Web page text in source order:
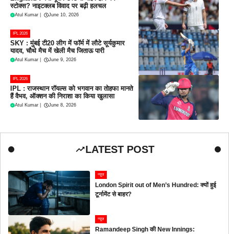
स्टोक्स? नाइटक्लब विवाद पर बढ़ी हलचल
Atul Kumar June 10, 2026
IPL 2026
SKY : मुंबई टी20 लीग में फॉर्म में लौटे सूर्यकुमार
यादव, चौथे मैच में खेली मैच जिताऊ पारी
Atul Kumar June 9, 2026
IPL 2026
IPL : राजस्थान रॉयल्स को भगवान का तोहफा मानते
हैं वैभव, ऑक्शन की निराशा का किया खुलासा
Atul Kumar June 8, 2026
LATEST POST
न्यूज
London Spirit out of Men’s Hundred: क्यों हुई
टूर्नामेंट से बाहर?
न्यूज
Ramandeep Singh की New Innings: